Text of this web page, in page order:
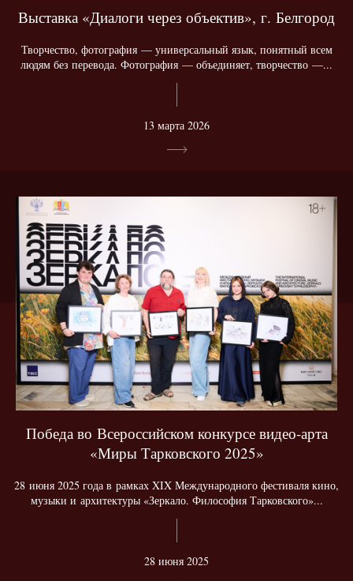
Выставка «Диалоги через объектив», г. Белгород
Творчество, фотография — универсальный язык, понятный всем
людям без перевода. Фотография — объединяет, творчество —...
13 марта 2026
Победа во Всероссийском конкурсе видео-арта
«Миры Тарковского 2025»
28 июня 2025 года в рамках XIX Международного фестиваля кино,
музыки и архитектуры «Зеркало. Философия Тарковского»...
28 июня 2025